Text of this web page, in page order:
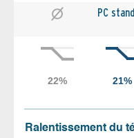
PC
Ralentissement du